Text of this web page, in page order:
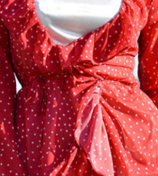
Spring Dotted Dress